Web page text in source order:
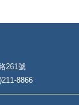
261號
8866